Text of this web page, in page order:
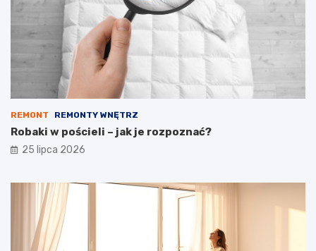
REMONT REMONTY WNĘTRZ
Robaki w pościeli – jak je rozpoznać?
25 lipca 2026